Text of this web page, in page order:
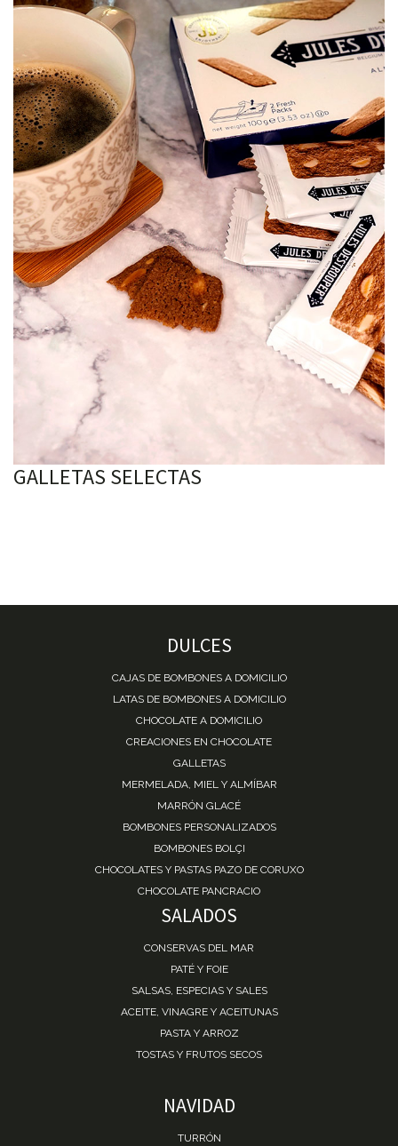
GALLETAS SELECTAS
DULCES
CAJAS DE BOMBONES A DOMICILIO
LATAS DE BOMBONES A DOMICILIO
CHOCOLATE A DOMICILIO
CREACIONES EN CHOCOLATE
GALLETAS
MERMELADA, MIEL Y ALMÍBAR
MARRÓN GLACÉ
BOMBONES PERSONALIZADOS
BOMBONES BOLÇI
CHOCOLATES Y PASTAS PAZO DE CORUXO
CHOCOLATE PANCRACIO
SALADOS
CONSERVAS DEL MAR
PATÉ Y FOIE
SALSAS, ESPECIAS Y SALES
ACEITE, VINAGRE Y ACEITUNAS
PASTA Y ARROZ
TOSTAS Y FRUTOS SECOS
NAVIDAD
TURRÓN